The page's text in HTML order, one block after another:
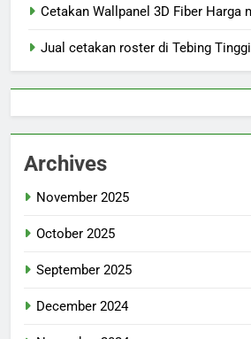
Cetakan Wallpanel 3D Fiber Harga
Jual cetakan roster di Tebing
Archives
November 2025
October 2025
September 2025
December 2024